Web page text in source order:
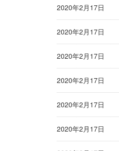
2020年2月17日
2020年2月17日
2020年2月17日
2020年2月17日
2020年2月17日
2020年2月17日